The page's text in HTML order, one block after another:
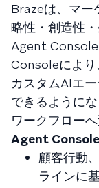
Brazeは、マー
略性・創造性
Agent
Consoleによ
カスタムAIエ
できるように
ワークフローへ
Agent Console
顧客行動
ラインに